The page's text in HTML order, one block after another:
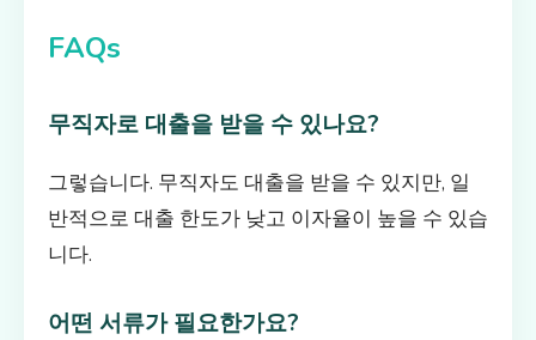
FAQs
무직자로 대출을 받을 수 있나요?
그렇습니다. 무직자도 대출을 받을 수 있지만, 일
반적으로 대출 한도가 낮고 이자율이 높을 수 있습
니다.
어떤 서류가 필요한가요?